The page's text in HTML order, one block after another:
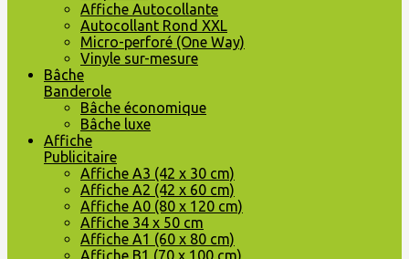
Affiche Autocollante
Autocollant Rond XXL
Micro-perforé (One Way)
Vinyle sur-mesure
Bâche
Banderole
Bâche économique
Bâche luxe
Affiche
Publicitaire
Affiche A3 (42 x 30 cm)
Affiche A2 (42 x 60 cm)
Affiche A0 (80 x 120 cm)
Affiche 34 x 50 cm
Affiche A1 (60 x 80 cm)